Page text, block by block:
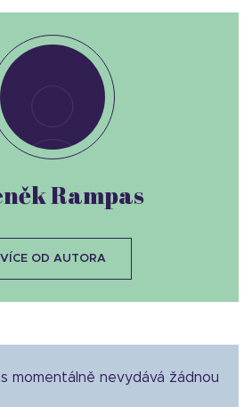
momentálně nevydává žádnou
Rampas
VÍCE OD AUTORA